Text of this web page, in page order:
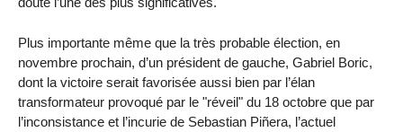
Plus importante même que la très probable élection, en
novembre prochain, d’un président de gauche, Gabriel Boric,
dont la victoire serait favorisée aussi bien par l’élan
transformateur provoqué par le "réveil" du 18 octobre que par
l’inconsistance et l’incurie de Sebastian Piñera, l’actuel